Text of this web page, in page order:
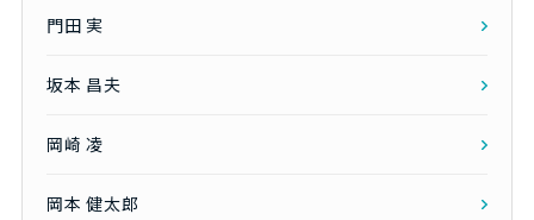
門田 実
坂本 昌夫
岡崎 凌
岡本 健太郎